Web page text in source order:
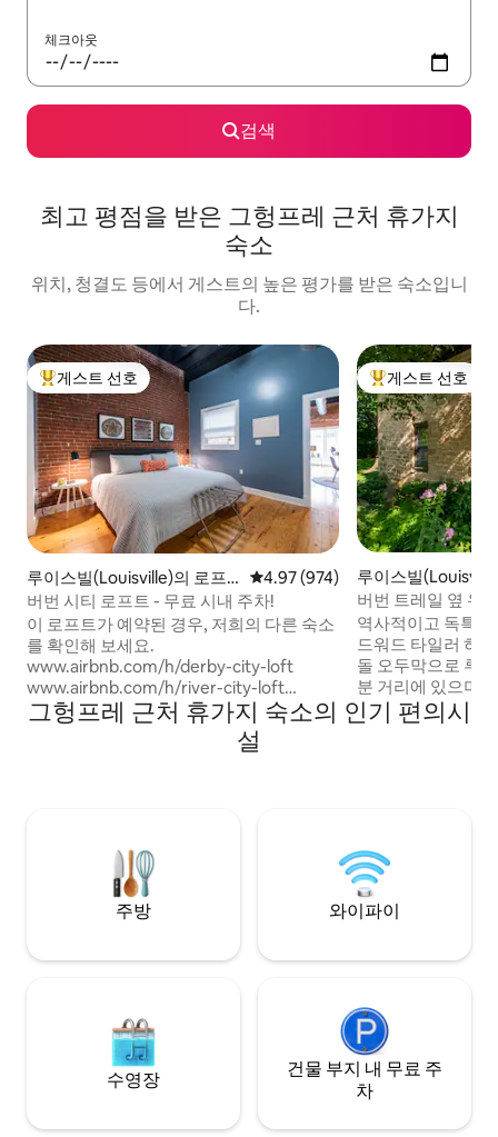
체크아웃
검색
최고 평점을 받은 그헝프레 근처 휴가지
숙소
위치, 청결도 등에서 게스트의 높은 평가를 받은 숙소입니
다.
상위 게스트 선호
게스트 선호
루이스빌(Louisville)의 로프
트
평점 4.97점(5점 만점), 후기 974
4.97 (974)
버번 시티 로프트 - 무료 시내 주차!
이 로프트가 예약된 경우, 저희의 다른 숙소
를 확인해 보세요.
www.airbnb.com/h/derby-city-loft
www.airbnb.com/h/river-city-loft
www.airbnb.com/h/falls-city-loft 루이빌
시내 중심부에 위치한 950평방 피트의 넓은
로프트. 상점, 레스토랑, 바까지 도보 거리
에 있는 중심지! 안전한 주차장에 무료 주차
상위 게스트 선호
게스트 선호
루이스빌
무집
버번 트레일 옆 유
역사적이고 독특
드워드 타일러 하
돌 오두막으로 루
분 거리에 있으며
유명한 버번 트레
대에는 통나무집
가 완비된 숙소에
가구와 예술품이
그헝프레 근처 휴가지 숙소의 인기 편의시
설
주방 와이파이
수영장
건물 부지 내 무료 주
차